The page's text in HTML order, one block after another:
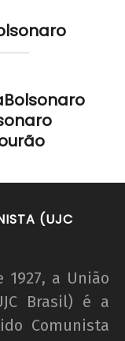
(UJC
1927, a União
Brasil) é a
Comunista